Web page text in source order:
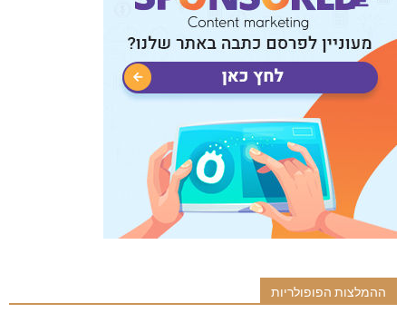
ההמלצות הפופולריות